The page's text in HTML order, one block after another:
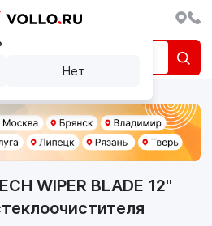
WIPER BLADE 12"
Нет